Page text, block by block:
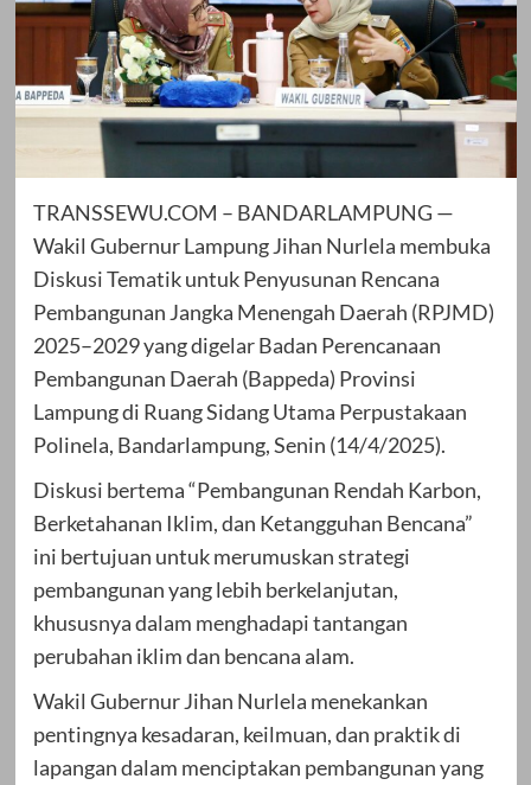
TRANSSEWU.COM – BANDARLAMPUNG —
Wakil Gubernur Lampung Jihan Nurlela membuka
Diskusi Tematik untuk Penyusunan Rencana
Pembangunan Jangka Menengah Daerah (RPJMD)
2025–2029 yang digelar Badan Perencanaan
Pembangunan Daerah (Bappeda) Provinsi
Lampung di Ruang Sidang Utama Perpustakaan
Polinela, Bandarlampung, Senin (14/4/2025).
Diskusi bertema “Pembangunan Rendah Karbon,
Berketahanan Iklim, dan Ketangguhan Bencana”
ini bertujuan untuk merumuskan strategi
pembangunan yang lebih berkelanjutan,
khususnya dalam menghadapi tantangan
perubahan iklim dan bencana alam.
Wakil Gubernur Jihan Nurlela menekankan
pentingnya kesadaran, keilmuan, dan praktik di
lapangan dalam menciptakan pembangunan yang